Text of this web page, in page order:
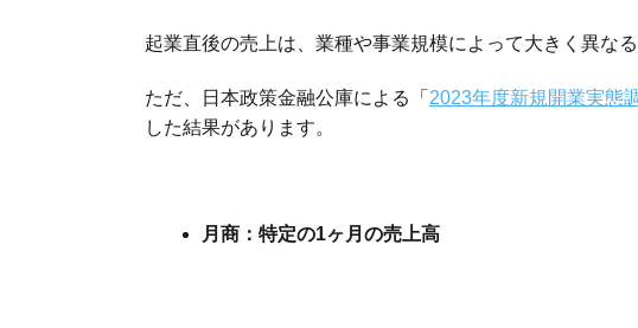
起業直後の売上は、業種や事業規模によって大きく異な
ただ、日本政策金融公庫による「 2023年度新規開業実態
した結果があります。
月商：特定の1ヶ月の売上高